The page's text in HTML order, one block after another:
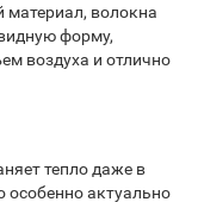
волокна
форму,
воздуха и отлично
тепло даже в
особенно актуально